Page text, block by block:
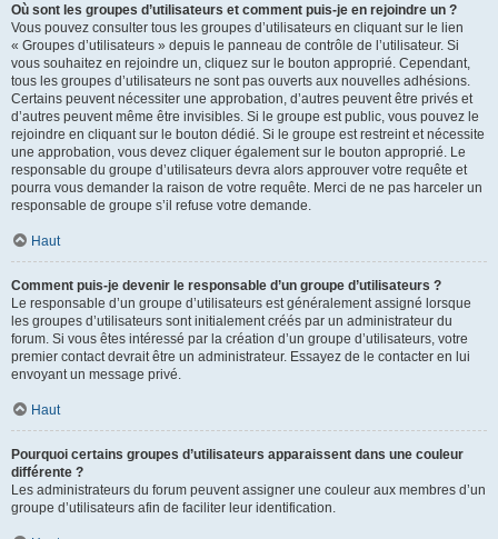
Où sont les groupes d’utilisateurs et comment puis-je en rejoindre un ?
Vous pouvez consulter tous les groupes d’utilisateurs en cliquant sur le lien
« Groupes d’utilisateurs » depuis le panneau de contrôle de l’utilisateur. Si
vous souhaitez en rejoindre un, cliquez sur le bouton approprié. Cependant,
tous les groupes d’utilisateurs ne sont pas ouverts aux nouvelles adhésions.
Certains peuvent nécessiter une approbation, d’autres peuvent être privés et
d’autres peuvent même être invisibles. Si le groupe est public, vous pouvez le
rejoindre en cliquant sur le bouton dédié. Si le groupe est restreint et nécessite
une approbation, vous devez cliquer également sur le bouton approprié. Le
responsable du groupe d’utilisateurs devra alors approuver votre requête et
pourra vous demander la raison de votre requête. Merci de ne pas harceler un
responsable de groupe s’il refuse votre demande.
Haut
Comment puis-je devenir le responsable d’un groupe d’utilisateurs ?
Le responsable d’un groupe d’utilisateurs est généralement assigné lorsque
les groupes d’utilisateurs sont initialement créés par un administrateur du
forum. Si vous êtes intéressé par la création d’un groupe d’utilisateurs, votre
premier contact devrait être un administrateur. Essayez de le contacter en lui
envoyant un message privé.
Haut
Pourquoi certains groupes d’utilisateurs apparaissent dans une couleur
différente ?
Les administrateurs du forum peuvent assigner une couleur aux membres d’un
groupe d’utilisateurs afin de faciliter leur identification.